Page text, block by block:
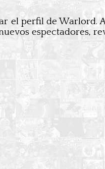
el perfil de Warlord.
espectadores,